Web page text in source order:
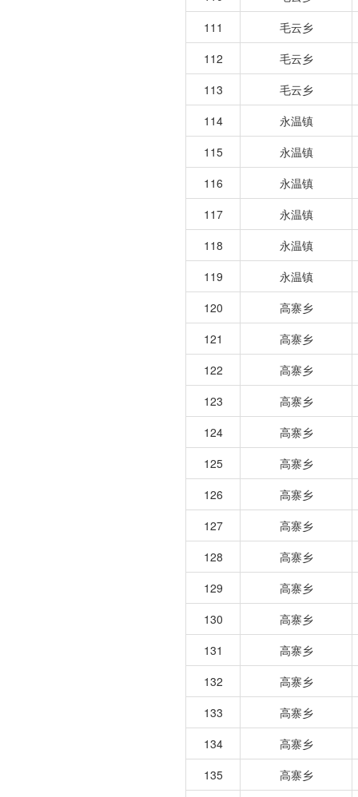
111
毛云乡
112
毛云乡
113
毛云乡
114
永温镇
115
永温镇
116
永温镇
117
永温镇
118
永温镇
119
永温镇
120
高寨乡
121
高寨乡
122
高寨乡
123
高寨乡
124
高寨乡
125
高寨乡
126
高寨乡
127
高寨乡
128
高寨乡
129
高寨乡
130
高寨乡
131
高寨乡
132
高寨乡
133
高寨乡
134
高寨乡
135
高寨乡